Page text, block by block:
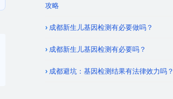
攻略
成都新生儿基因检测有必要做吗？
成都新生儿基因检测有必要吗？
成都避坑：基因检测结果有法律效力吗？